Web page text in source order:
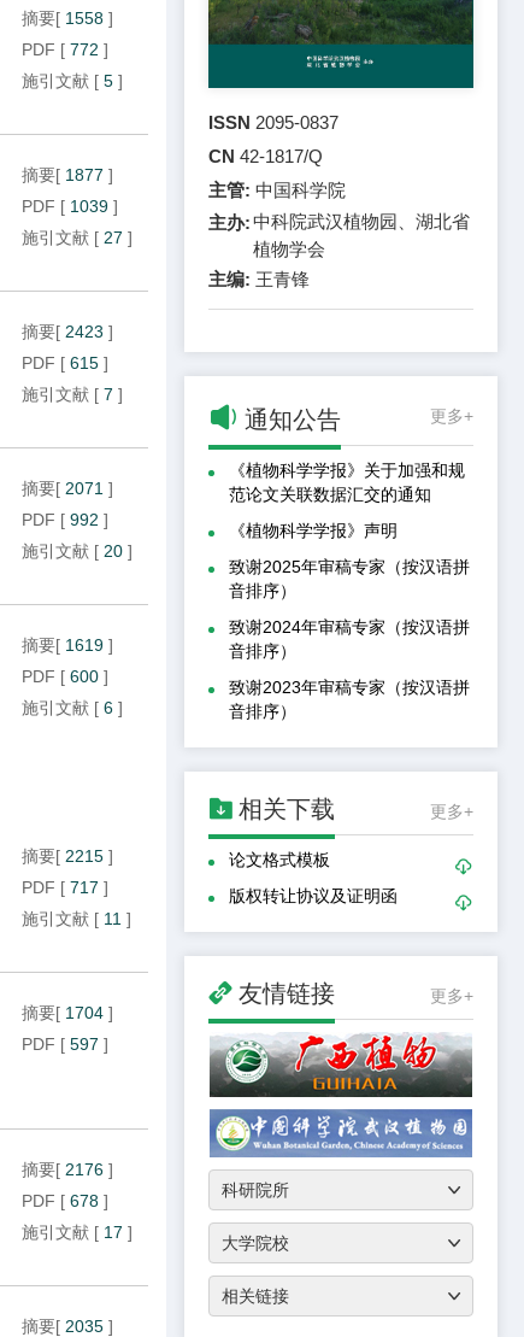
摘要[ 1558 ]
PDF [ 772 ]
施引文献 [ 5 ]
摘要[ 1877 ]
PDF [ 1039 ]
施引文献 [ 27 ]
摘要[ 2423 ]
PDF [ 615 ]
施引文献 [ 7 ]
摘要[ 2071 ]
PDF [ 992 ]
施引文献 [ 20 ]
摘要[ 1619 ]
PDF [ 600 ]
施引文献 [ 6 ]
摘要[ 2215 ]
PDF [ 717 ]
施引文献 [ 11 ]
摘要[ 1704 ]
PDF [ 597 ]
摘要[ 2176 ]
PDF [ 678 ]
施引文献 [ 17 ]
摘要[ 2035 ]
ISSN 2095-0837
CN 42-1817/Q
主管: 中国科学院
主办:中科院武汉植物园、湖北省
植物学会
主编: 王青锋
 通知公告 更多+
《植物科学学报》关于加强和规
范论文关联数据汇交的通知
《植物科学学报》声明
致谢2025年审稿专家（按汉语拼
音排序）
致谢2024年审稿专家（按汉语拼
音排序）
致谢2023年审稿专家（按汉语拼
音排序）
 相关下载 更多+
论文格式模板

版权转让协议及证明函

 友情链接 更多+